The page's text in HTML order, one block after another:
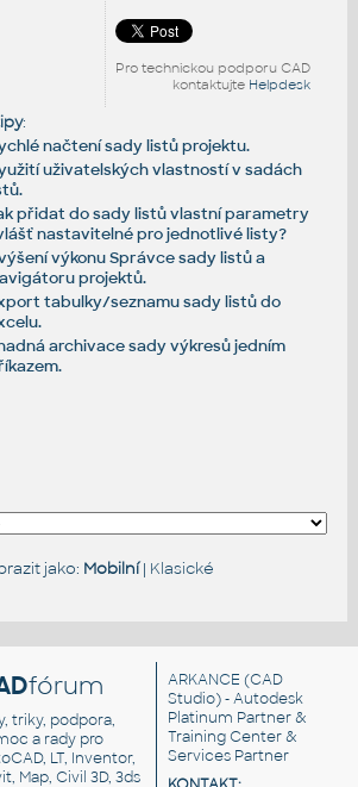
Pro technickou podporu CAD
kontaktujte Helpdesk
:
načtení sady listů projektu.
uživatelských vlastností v sadách
přidat do sady listů vlastní parametry
nastavitelné pro jednotlivé listy?
výkonu Správce sady listů a
projektů.
tabulky/seznamu sady listů do
archivace sady výkresů jedním
jako: Mobilní| Klasické
fórum
triky, podpora,
a rady pro
LT, Inventor,
Map, Civil 3D, 3ds
ARKANCE (CAD
Studio) - Autodesk
Platinum Partner &
Training Center &
Services Partner